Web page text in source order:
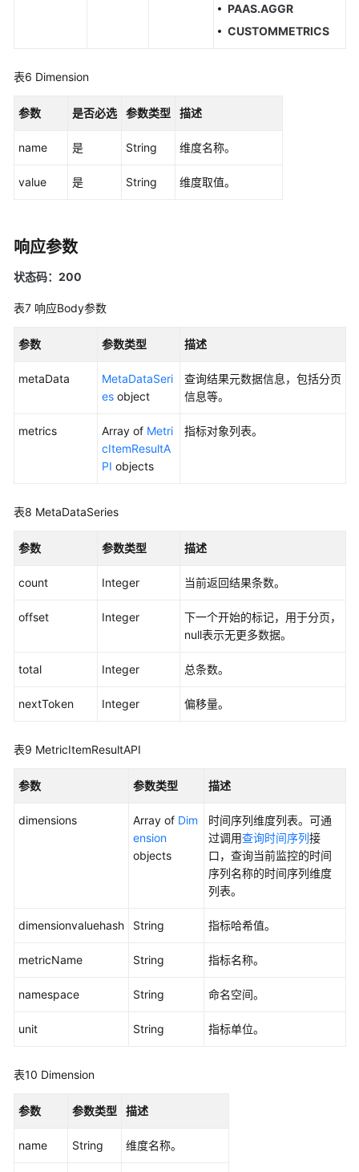
添
修
发
删
务
现
则
查
统
已
服
值
列
表
PAAS.AGGR
CUSTOMMETRICS
表6 Dimension
参数 是否必选 参数类型 描述
name 是 String 维度名称。
value 是 String 维度取值。
响应参数
状态码：200
表7 响应Body参数
参数 参数类型 描述
metaData
MetaDataSeri
es object
查询结果元数据信息，包括分页
信息等。
metrics Array of Metri
cItemResultA
PI objects
指标对象列表。
表8 MetaDataSeries
参数 参数类型 描述
count Integer 当前返回结果条数。
offset Integer
下一个开始的标记，用于分页，
null表示无更多数据。
total Integer 总条数。
nextToken Integer 偏移量。
表9 MetricItemResultAPI
参数 参数类型 描述
dimensions Array of Dim
ension
objects
时间序列维度列表。可通
过调用查询时间序列接
口，查询当前监控的时间
序列名称的时间序列维度
列表。
dimensionvaluehash String 指标哈希值。
metricName String 指标名称。
namespace String 命名空间。
unit String 指标单位。
表10 Dimension
参数 参数类型 描述
name String 维度名称。